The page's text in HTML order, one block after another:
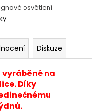
osvětlení
Diskuze
vyráběné na
Díky